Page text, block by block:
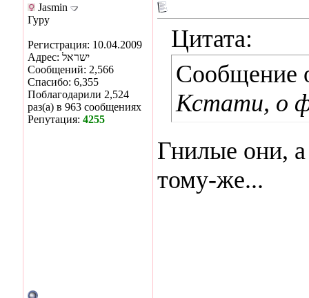
Jasmin
Гуру
Регистрация: 10.04.2009
Адрес: ישראל
Сообщений: 2,566
Спасибо: 6,355
Поблагодарили 2,524
раз(а) в 963 сообщениях
Репутация: 4255
Цитата:
Сообщение
Кстати, о
Гнилые они,
тому-же...